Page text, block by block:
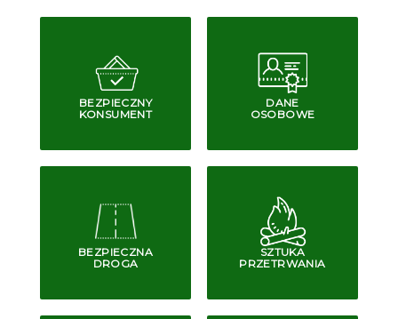
BEZPIECZNY
KONSUMENT
DANE
OSOBOWE
BEZPIECZNA
DROGA
SZTUKA
PRZETRWANIA